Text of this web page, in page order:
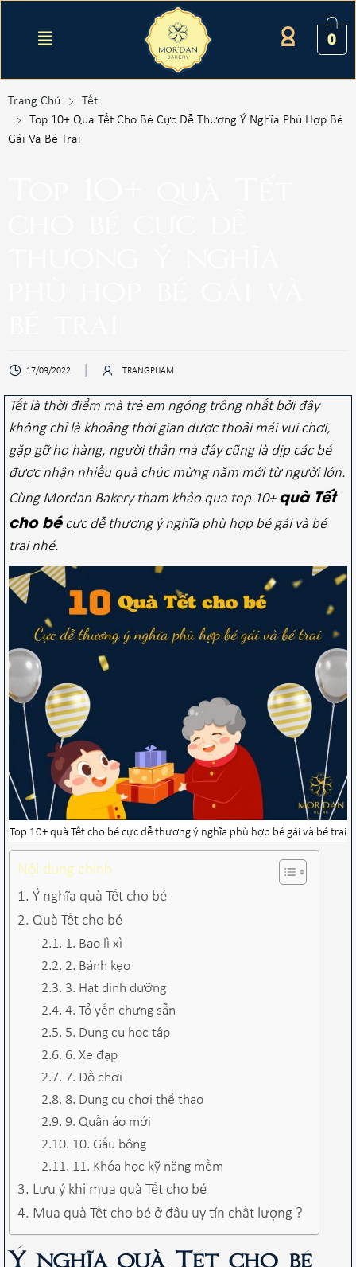
0
Trang Chủ
Tết
Top 10+ Quà Tết Cho Bé Cực Dễ Thương Ý Nghĩa Phù Hợp Bé
Gái Và Bé Trai
17/09/2022 TRANGPHAM
Tết là thời điểm mà trẻ em ngóng trông nhất bởi đây
không chỉ là khoảng thời gian được thoải mái vui chơi,
gặp gỡ họ hàng, người thân mà đây cũng là dịp các bé
được nhận nhiều quà chúc mừng năm mới từ người lớn.
Cùng Mordan Bakery tham khảo qua top 10+ quà Tết
cho bécực dễ thương ý nghĩa phù hợp bé gái và bé
trai nhé.
Top 10+ quà Tết cho bé cực dễ thương ý nghĩa phù hợp bé gái và bé trai
Nội dung chính
Ý nghĩa quà Tết cho bé
Quà Tết cho bé
1. Bao lì xì
2. Bánh kẹo
3. Hạt dinh dưỡng
4. Tổ yến chưng sẵn
5. Dụng cụ học tập
6. Xe đạp
7. Đồ chơi
8. Dụng cụ chơi thể thao
9. Quần áo mới
10. Gấu bông
11. Khóa học kỹ năng mềm
Lưu ý khi mua quà Tết cho bé
Mua quà Tết cho bé ở đâu uy tín chất lượng ?